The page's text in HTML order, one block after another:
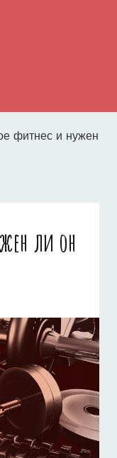
фитнес и нужен
ли он